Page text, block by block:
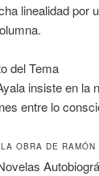
linealidad por
del Tema
insiste en la
entre lo
OBRA DE